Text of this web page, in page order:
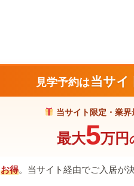
見学予約は 当サイ
当サイト限定・業
最大5万円
お得。当サイト経由でご入居が